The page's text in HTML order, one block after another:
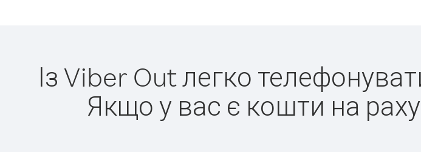
Із Viber Out легко
Якщо у вас є кошти на